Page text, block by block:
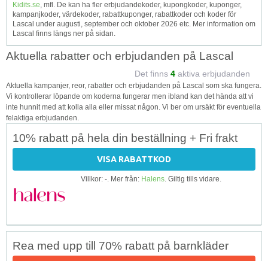
Kidits.se, mfl. De kan ha fler erbjudandekoder, kupongkoder, kuponger,
kampanjkoder, värdekoder, rabattkuponger, rabattkoder och koder för
Lascal under augusti, september och oktober 2026 etc. Mer information om
Lascal finns längs ner på sidan.
Aktuella rabatter och erbjudanden på Lascal
Det finns 4 aktiva erbjudanden
Aktuella kampanjer, reor, rabatter och erbjudanden på Lascal som ska fungera.
Vi kontrollerar löpande om koderna fungerar men ibland kan det hända att vi
inte hunnit med att kolla alla eller missat någon. Vi ber om ursäkt för eventuella
felaktiga erbjudanden.
10% rabatt på hela din beställning + Fri frakt
VISA RABATTKOD
Villkor: -. Mer från: Halens. Giltig tills vidare.
Rea med upp till 70% rabatt på barnkläder